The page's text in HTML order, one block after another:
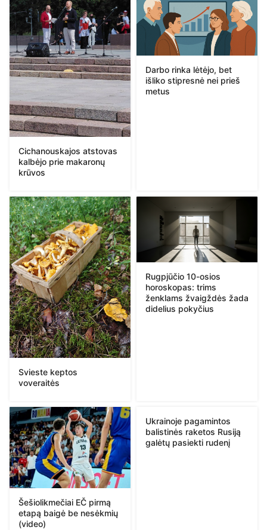
Cichanouskajos atstovas
kalbėjo prie makaronų
krūvos
Darbo rinka lėtėjo, bet
išliko stipresnė nei prieš
metus
Svieste keptos
voveraitės
Rugpjūčio 10-osios
horoskopas: trims
ženklams žvaigždės žada
didelius pokyčius
Šešiolikmečiai EČ pirmą
etapą baigė be nesėkmių
(video)
Ukrainoje pagamintos
balistinės raketos Rusiją
galėtų pasiekti rudenį